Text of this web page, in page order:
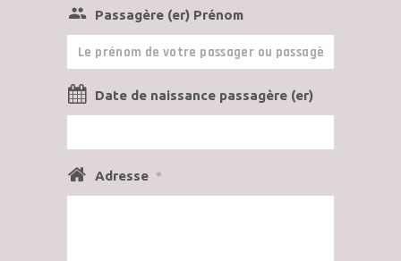
Passagère (er) Prénom
Date de naissance passagère (er)
Adresse *